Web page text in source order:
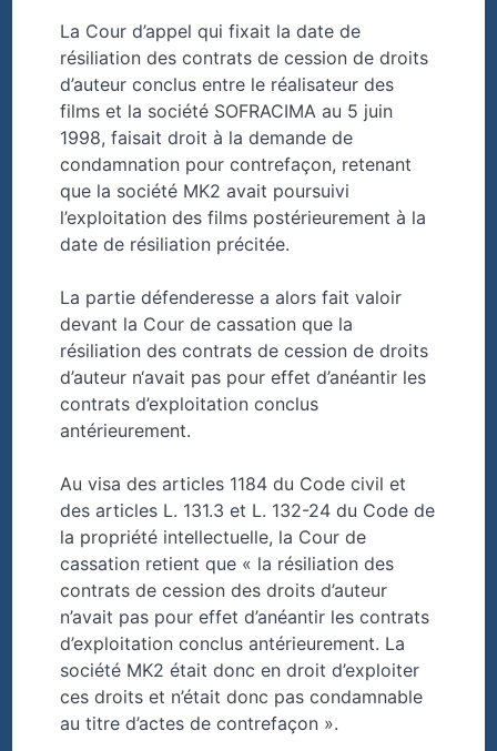
La Cour d’appel qui fixait la date de
résiliation des contrats de cession de droits
d’auteur conclus entre le réalisateur des
films et la société SOFRACIMA au 5 juin
1998, faisait droit à la demande de
condamnation pour contrefaçon, retenant
que la société MK2 avait poursuivi
l’exploitation des films postérieurement à la
date de résiliation précitée.
La partie défenderesse a alors fait valoir
devant la Cour de cassation que la
résiliation des contrats de cession de droits
d’auteur n‘avait pas pour effet d’anéantir les
contrats d’exploitation conclus
antérieurement.
Au visa des articles 1184 du Code civil et
des articles L. 131.3 et L. 132-24 du Code de
la propriété intellectuelle, la Cour de
cassation retient que « la résiliation des
contrats de cession des droits d’auteur
n’avait pas pour effet d’anéantir les contrats
d’exploitation conclus antérieurement. La
société MK2 était donc en droit d’exploiter
ces droits et n’était donc pas condamnable
au titre d’actes de contrefaçon ».